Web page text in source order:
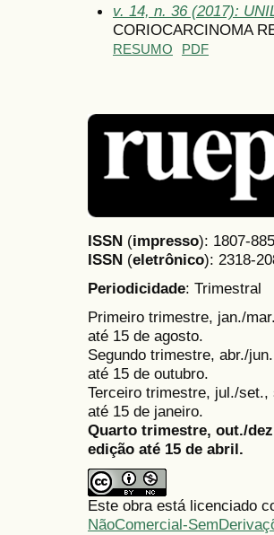
v. 14, n. 36 (2017):
CORIOCARCINOMA
RESUMO PDF
ISSN (impresso): 1807-
ISSN (eletrônico): 2318-
Periodicidade: Trimestral
Primeiro trimestre, jan./
até 15 de agosto.
Segundo trimestre, abr./
até 15 de outubro.
Terceiro trimestre, jul./
até 15 de janeiro.
Quarto trimestre, out./
edição até 15 de abril.
Este obra está licenciado
NãoComercial-